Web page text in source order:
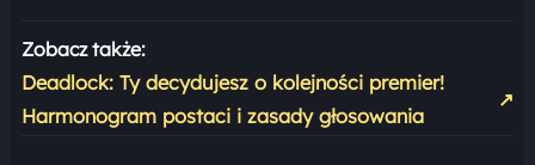
Zobacz także:
Deadlock: Ty decydujesz o kolejności premier!
Harmonogram postaci i zasady głosowania
↗